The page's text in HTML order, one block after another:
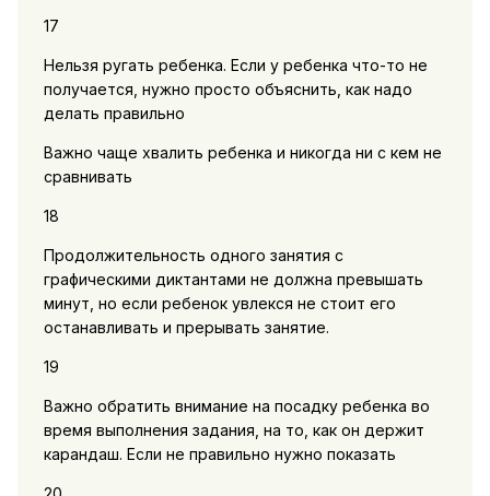
17
Нельзя ругать ребенка. Если у ребенка что-то не
получается, нужно просто объяснить, как надо
делать правильно
Важно чаще хвалить ребенка и никогда ни с кем не
сравнивать
18
Продолжительность одного занятия с
графическими диктантами не должна превышать
минут, но если ребенок увлекся не стоит его
останавливать и прерывать занятие.
19
Важно обратить внимание на посадку ребенка во
время выполнения задания, на то, как он держит
карандаш. Если не правильно нужно показать